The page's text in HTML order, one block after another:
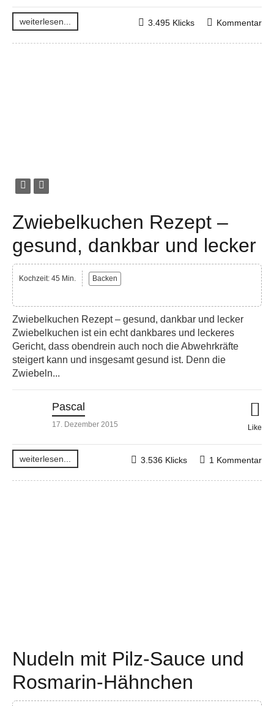
weiterlesen... Kommentar
3.495 Klicks
Zwiebelkuchen Rezept –
gesund, dankbar und lecker
Kochzeit: 45 Min. Backen
Zwiebelkuchen Rezept – gesund, dankbar und lecker
Zwiebelkuchen ist ein echt dankbares und leckeres
Gericht, dass obendrein auch noch die Abwehrkräfte
steigert kann und insgesamt gesund ist. Denn die
Zwiebeln...
Pascal
17. Dezember 2015 Like
weiterlesen... 1 Kommentar
3.536 Klicks
Nudeln mit Pilz-Sauce und
Rosmarin-Hähnchen